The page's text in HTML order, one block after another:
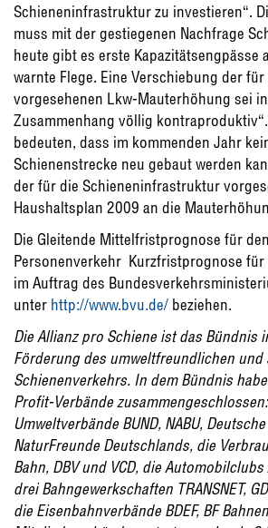
Schieneninfrastruktur zu investieren“.
muss mit der gestiegenen Nachfrage
heute gibt es erste Kapazitätsengpässe
warnte Flege. Eine Verschiebung der
vorgesehenen Lkw-Mauterhöhung sei
Zusammenhang völlig kontraproduktiv“.
bedeuten, dass im kommenden Jahr
Schienenstrecke neu gebaut werden
der für die Schieneninfrastruktur
Haushaltsplan 2009 an die
Die Gleitende Mittelfristprognose für
Personenverkehr  Kurzfristprognose
im Auftrag des
unter http://www.bvu.de/ beziehen.
Die Allianz pro Schiene ist das Bündnis
Förderung des umweltfreundlichen und
Schienenverkehrs. In dem Bündnis
Profit-Verbände
Umweltverbände BUND, NABU,
NaturFreunde Deutschlands, die
Bahn, DBV und VCD, die Automobilclubs
drei Bahngewerkschaften TRANSNET,
die Eisenbahnverbände BDEF, BF